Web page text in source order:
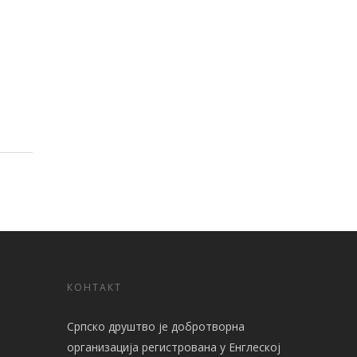
КОНТАКТ
Српско друштво је добротворна
организација регистрованa у Енглеској